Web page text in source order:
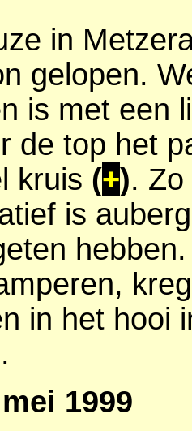
in
gelopen.
is met een
de top het
kruis (+).
is
in het hooi
1999